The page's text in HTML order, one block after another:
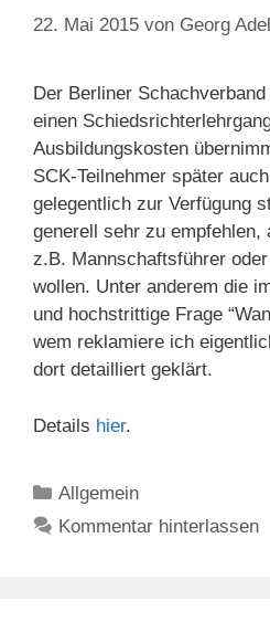
22. Mai 2015 von Georg
Der Berliner
einen
Ausbildungskosten
SCK-Teilnehmer später
gelegentlich zur Verfügung
generell sehr zu
z.B. Mannschaftsführer
wollen. Unter anderem die
und hochstrittige Frage
wem reklamiere ich
dort detailliert geklärt.
Details hier.
Kategorien
Allgemein
Kommentar hinterlassen